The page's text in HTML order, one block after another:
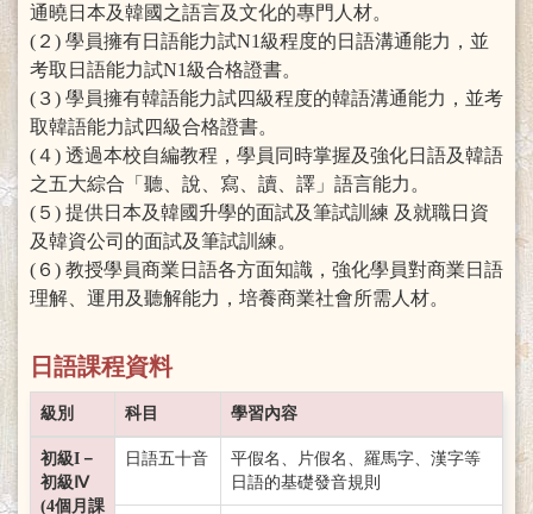
通曉日本及韓國之語言及文化的專門人材。
(２) 學員擁有日語能力試N1級程度的日語溝通能力，並
考取日語能力試N1級合格證書。
(３) 學員擁有韓語能力試四級程度的韓語溝通能力，並考
取韓語能力試四級合格證書。
(４) 透過本校自編教程，學員同時掌握及強化日語及韓語
之五大綜合「聽、說、寫、讀、譯」語言能力。
(５) 提供日本及韓國升學的面試及筆試訓練 及就職日資
及韓資公司的面試及筆試訓練。
(６) 教授學員商業日語各方面知識，強化學員對商業日語
理解、運用及聽解能力，培養商業社會所需人材。
日語課程資料
級別 科目 學習內容
初級I－
初級Ⅳ
(4個月課
日語五十音
平假名、片假名、羅馬字、漢字等
日語的基礎發音規則